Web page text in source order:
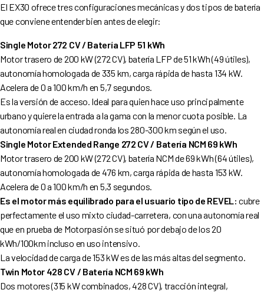
El EX30 ofrece tres configuraciones mecánicas y dos tipos de batería
que conviene entender bien antes de elegir:
Single Motor 272 CV / Batería LFP 51 kWh
Motor trasero de 200 kW (272 CV), batería LFP de 51 kWh (49 útiles),
autonomía homologada de 335 km, carga rápida de hasta 134 kW.
Acelera de 0 a 100 km/h en 5,7 segundos.
Es la versión de acceso. Ideal para quien hace uso principalmente
urbano y quiere la entrada a la gama con la menor cuota posible. La
autonomía real en ciudad ronda los 280-300 km según el uso.
Single Motor Extended Range 272 CV / Batería NCM 69 kWh
Motor trasero de 200 kW (272 CV), batería NCM de 69 kWh (64 útiles),
autonomía homologada de 476 km, carga rápida de hasta 153 kW.
Acelera de 0 a 100 km/h en 5,3 segundos.
Es el motor más equilibrado para el usuario tipo de REVEL: cubre
perfectamente el uso mixto ciudad-carretera, con una autonomía real
que en prueba de Motorpasión se situó por debajo de los 20
kWh/100km incluso en uso intensivo.
La velocidad de carga de 153 kW es de las más altas del segmento.
Twin Motor 428 CV / Batería NCM 69 kWh
Dos motores (315 kW combinados, 428 CV), tracción integral,